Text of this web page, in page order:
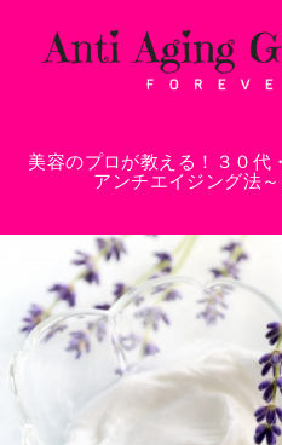
美容のプロが教える！３０代
アンチエイジング法